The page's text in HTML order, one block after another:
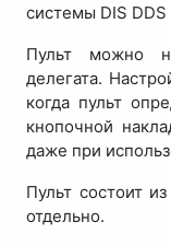
системы DIS DDS
Пульт можно
делегата.
когда пульт
кнопочной
даже при
Пульт состоит
отдельно.